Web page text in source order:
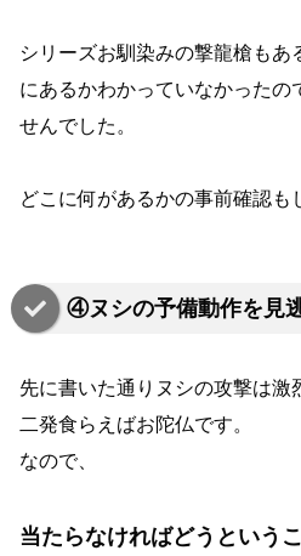
シリーズお馴染みの撃龍槍もあ
にあるかわかっていなかったの
せんでした。
どこに何があるかの事前確認も
④ヌシの予備動作を見
先に書いた通りヌシの攻撃は激
二発食らえばお陀仏です。
なので、
当たらなければどうという